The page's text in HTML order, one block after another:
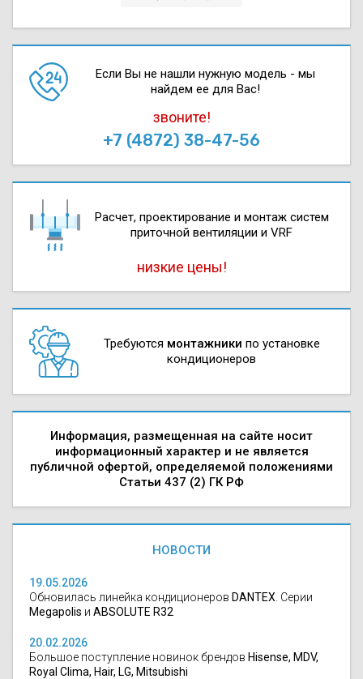
Если Вы не нашли нужную модель - мы
найдем ее для Вас!
звоните!
+7 (4872) 38-47-56
Расчет, проектирова­ние и монтаж систем
приточной вентиляции и VRF
низкие цены!
Требуются монтажники по установке
кондиционеров
Информация, размещенная на сайте носит
информационный характер и не является
публичной офертой, определяемой положениями
Статьи 437 (2) ГК РФ
НОВОСТИ
19.05.2026
Обновилась линейка кондиционеров DANTEX . Серии
Megapolis и ABSOLUTE R32
20.02.2026
Большое поступление новинок брендов Hisense, MDV,
Royal Clima, Hair, LG, Mitsubishi